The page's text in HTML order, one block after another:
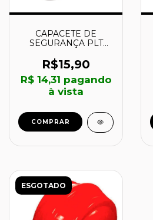
CAPACETE DE
SEGURANÇA PLT
MARROM -
70000470 -
PLASTCOR
R$15,90
R$ 14,31 pagando
à vista
COMPRAR
ESGOTADO